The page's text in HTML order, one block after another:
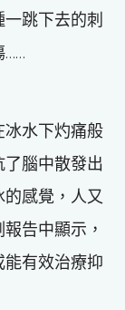
跳下去的刺
……
水下灼痛般
腦中散發出
感覺，人又
告中顯示，
有效治療抑